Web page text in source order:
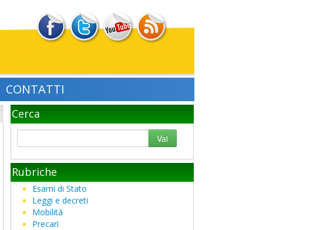
CONTATTI
Cerca
Vai
Rubriche
Esami di Stato
Leggi e decreti
Mobilità
Precari